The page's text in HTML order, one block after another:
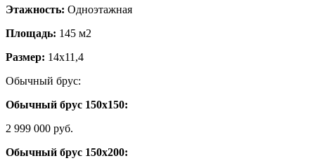
Этажность: Одноэтажная
Площадь: 145 м2
Размер: 14х11,4
Обычный брус:
Обычный брус 150х150:
2 999 000 руб.
Обычный брус 150х200: